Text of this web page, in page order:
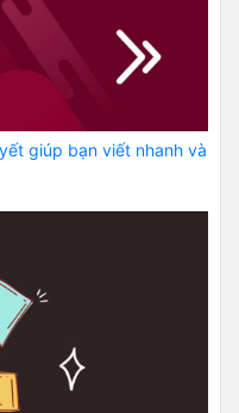
giúp bạn viết nhanh và